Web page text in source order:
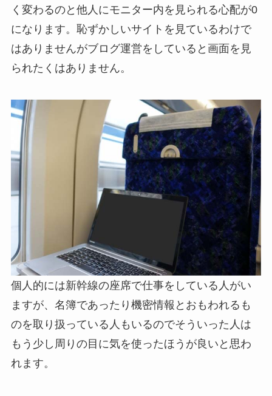
く変わるのと他人にモニター内を見られる心配が0
になります。恥ずかしいサイトを見ているわけで
はありませんがブログ運営をしていると画面を見
られたくはありません。
個人的には新幹線の座席で仕事をしている人がい
ますが、名簿であったり機密情報とおもわれるも
のを取り扱っている人もいるのでそういった人は
もう少し周りの目に気を使ったほうが良いと思わ
れます。